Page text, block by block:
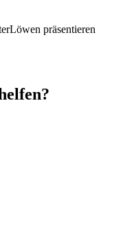
präsentieren